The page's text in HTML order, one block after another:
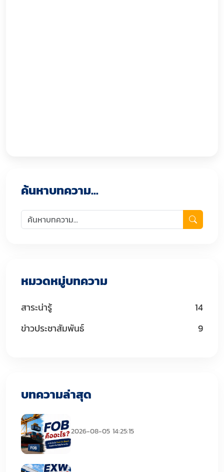
ค้นหาบทความ...
หมวดหมู่บทความ
สาระน่ารู้
14
ข่าวประชาสัมพันธ์
9
บทความล่าสุด
2026-08-05 14:25:15